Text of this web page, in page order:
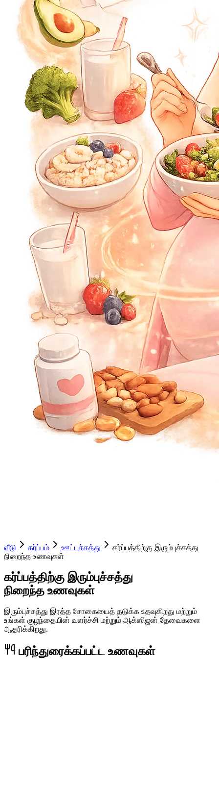
வீடு கர்ப்பம் ஊட்டச்சத்து
கர்ப்பத்திற்கு இரும்புச்சத்து
நிறைந்த உணவுகள்
கர்ப்பத்திற்கு இரும்புச்சத்து
நிறைந்த உணவுகள்
இரும்புச்சத்து இரத்த சோகையைத் தடுக்க உதவுகிறது மற்றும்
உங்கள் குழந்தையின் வளர்ச்சி மற்றும் ஆக்ஸிஜன் தேவைகளை
ஆதரிக்கிறது.
பரிந்துரைக்கப்பட்ட உணவுகள்